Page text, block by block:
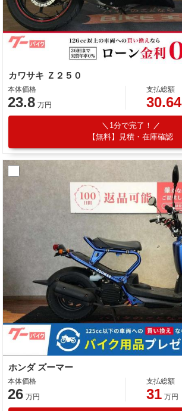
カワサキ Ｚ２５０
本体価格
23.8 万円
支払総額
30.64
1分で完了！
【無料】見積・在庫確認
ホンダ ズーマー
本体価格
26 万円
支払総額
31 万円